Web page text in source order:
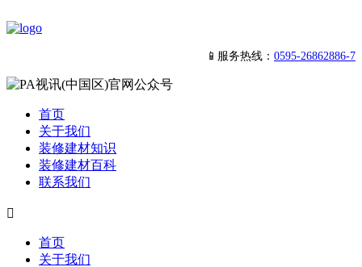
📱服务热线： 0595-26862886-7
首页
关于我们
装修建材知识
装修建材百科
联系我们

首页
关于我们